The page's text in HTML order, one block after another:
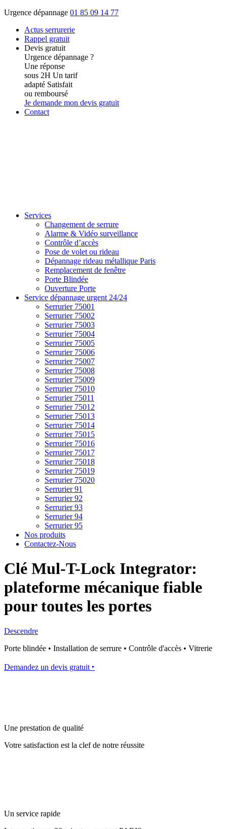
Urgence dépannage 01 85 09 14 77
Actus serrurerie
Rappel gratuit
Devis gratuit
Urgence dépannage ?
Une réponse
sous 2H Un tarif
adapté Satisfait
ou remboursé
Je demande mon devis gratuit
Contact
Services
Changement de serrure
Alarme & Vidéo surveillance
Contrôle d’accès
Pose de volet ou rideau
Dépannage rideau métallique Paris
Remplacement de fenêtre
Porte Blindée
Ouverture Porte
Service dépannage urgent 24/24
Serrurier 75001
Serrurier 75002
Serrurier 75003
Serrurier 75004
Serrurier 75005
Serrurier 75006
Serrurier 75007
Serrurier 75008
Serrurier 75009
Serrurier 75010
Serrurier 75011
Serrurier 75012
Serrurier 75013
Serrurier 75014
Serrurier 75015
Serrurier 75016
Serrurier 75017
Serrurier 75018
Serrurier 75019
Serrurier 75020
Serrurier 91
Serrurier 92
Serrurier 93
Serrurier 94
Serrurier 95
Nos produits
Contactez-Nous
Clé Mul-T-Lock Integrator:
plateforme mécanique fiable
pour toutes les portes
Descendre
Porte blindée • Installation de serrure • Contrôle d'accès • Vitrerie
Demandez un devis gratuit ‣
Une prestation de qualité
Votre satisfaction est la clef de notre réussite
Un service rapide